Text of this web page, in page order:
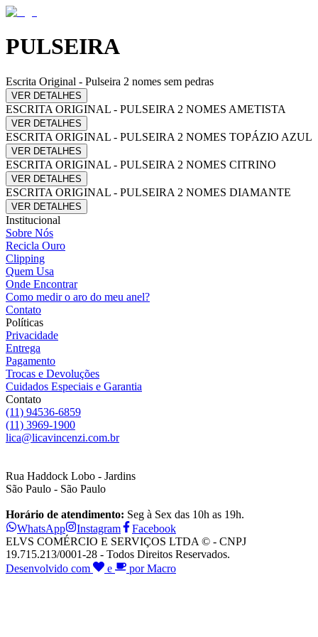
PULSEIRA
Escrita Original - Pulseira 2 nomes sem pedras
VER DETALHES
ESCRITA ORIGINAL - PULSEIRA 2 NOMES AMETISTA
VER DETALHES
ESCRITA ORIGINAL - PULSEIRA 2 NOMES TOPÁZIO AZUL
VER DETALHES
ESCRITA ORIGINAL - PULSEIRA 2 NOMES CITRINO
VER DETALHES
ESCRITA ORIGINAL - PULSEIRA 2 NOMES DIAMANTE
VER DETALHES
Institucional
Sobre Nós
Recicla Ouro
Clipping
Quem Usa
Onde Encontrar
Como medir o aro do meu anel?
Contato
Políticas
Privacidade
Entrega
Pagamento
Trocas e Devoluções
Cuidados Especiais e Garantia
Contato
(11) 94536-6859
(11) 3969-1900
lica@licavincenzi.com.br
Rua Haddock Lobo - Jardins
São Paulo - São Paulo
Horário de atendimento: Seg à Sex das 10h as 19h.
WhatsApp
Instagram
Facebook
ELVS COMÉRCIO E SERVIÇOS LTDA © - CNPJ
19.715.213/0001-28 - Todos Direitos Reservados.
Desenvolvido com
e por Macro